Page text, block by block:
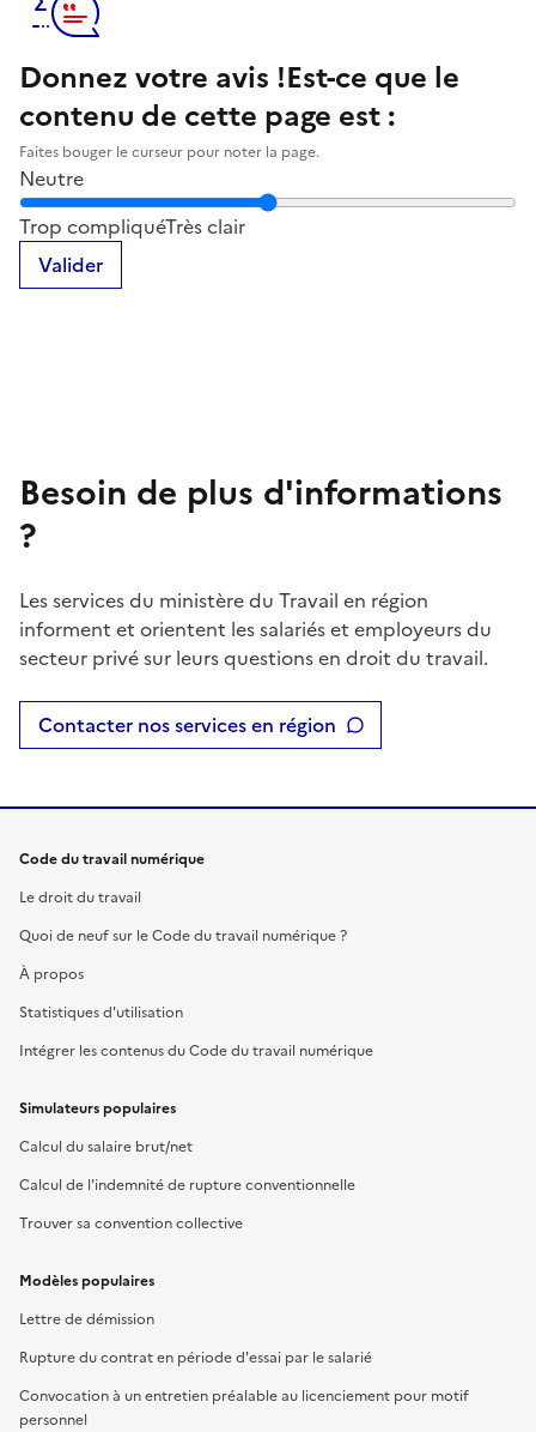
Donnez votre avis !Est-ce que le
contenu de cette page est :
Faites bouger le curseur pour noter la page.
Neutre
Notez la clarté du contenu de cette page
Trop compliquéTrès clair
Valider
Besoin de plus d'informations
?
Les services du ministère du Travail en région
informent et orientent les salariés et employeurs du
secteur privé sur leurs questions en droit du travail.
Contacter nos services en région
Code du travail numérique
Le droit du travail
Quoi de neuf sur le Code du travail numérique ?
À propos
Statistiques d'utilisation
Intégrer les contenus du Code du travail numérique
Simulateurs populaires
Calcul du salaire brut/net
Calcul de l'indemnité de rupture conventionnelle
Trouver sa convention collective
Modèles populaires
Lettre de démission
Rupture du contrat en période d'essai par le salarié
Convocation à un entretien préalable au licenciement pour motif
personnel